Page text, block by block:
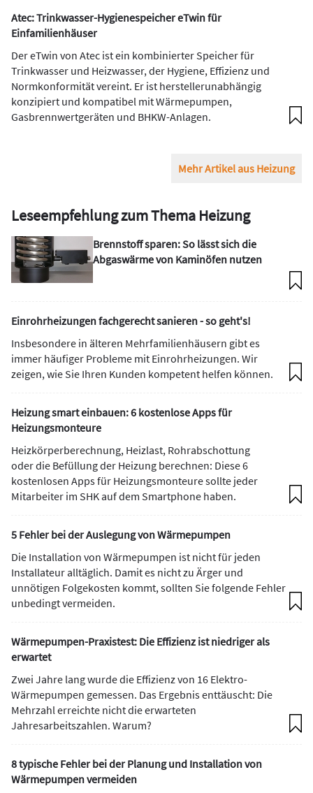
Atec: Trinkwasser-Hygienespeicher eTwin für
Einfamilienhäuser
Der eTwin von Atec ist ein kombinierter Speicher für
Trinkwasser und Heizwasser, der Hygiene, Effizienz und
Normkonformität vereint. Er ist herstellerunabhängig
konzipiert und kompatibel mit Wärmepumpen,
Gasbrennwertgeräten und BHKW-Anlagen.
Mehr Artikel aus Heizung
Leseempfehlung zum Thema Heizung
Brennstoff sparen: So lässt sich die
Abgaswärme von Kaminöfen nutzen
Einrohrheizungen fachgerecht sanieren - so geht's!
Insbesondere in älteren Mehrfamilienhäusern gibt es
immer häufiger Probleme mit Einrohrheizungen. Wir
zeigen, wie Sie Ihren Kunden kompetent helfen können.
Heizung smart einbauen: 6 kostenlose Apps für
Heizungsmonteure
Heizkörperberechnung, Heizlast, Rohrabschottung
oder die Befüllung der Heizung berechnen: Diese 6
kostenlosen Apps für Heizungsmonteure sollte jeder
Mitarbeiter im SHK auf dem Smartphone haben.
5 Fehler bei der Auslegung von Wärmepumpen
Die Installation von Wärmepumpen ist nicht für jeden
Installateur alltäglich. Damit es nicht zu Ärger und
unnötigen Folgekosten kommt, sollten Sie folgende Fehler
unbedingt vermeiden.
Wärmepumpen-Praxistest: Die Effizienz ist niedriger als
erwartet
Zwei Jahre lang wurde die Effizienz von 16 Elektro-
Wärmepumpen gemessen. Das Ergebnis enttäuscht: Die
Mehrzahl erreichte nicht die erwarteten
Jahresarbeitszahlen. Warum?
8 typische Fehler bei der Planung und Installation von
Wärmepumpen vermeiden